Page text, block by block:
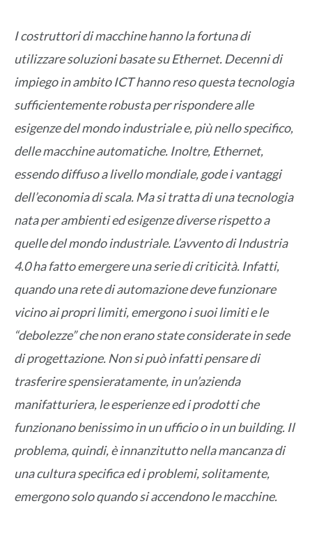
I costruttori di macchine hanno la fortuna di
utilizzare soluzioni basate su Ethernet. Decenni di
impiego in ambito ICT hanno reso questa tecnologia
sufficientemente robusta per rispondere alle
esigenze del mondo industriale e, più nello specifico,
delle macchine automatiche. Inoltre, Ethernet,
essendo diffuso a livello mondiale, gode i vantaggi
dell’economia di scala. Ma si tratta di una tecnologia
nata per ambienti ed esigenze diverse rispetto a
quelle del mondo industriale. L’avvento di Industria
4.0 ha fatto emergere una serie di criticità. Infatti,
quando una rete di automazione deve funzionare
vicino ai propri limiti, emergono i suoi limiti e le
“debolezze” che non erano state considerate in sede
di progettazione. Non si può infatti pensare di
trasferire spensieratamente, in un’azienda
manifatturiera, le esperienze ed i prodotti che
funzionano benissimo in un ufficio o in un building. Il
problema, quindi, è innanzitutto nella mancanza di
una cultura specifica ed i problemi, solitamente,
emergono solo quando si accendono le macchine.